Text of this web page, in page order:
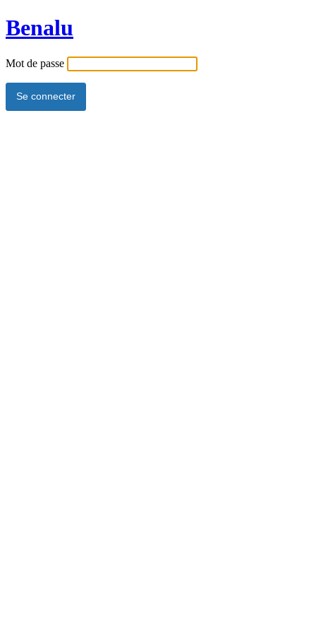
Benalu
Mot de passe